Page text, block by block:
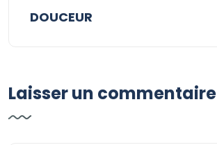
DOUCEUR
Laisser un commentaire